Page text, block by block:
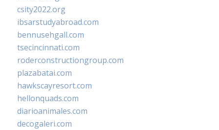
csity2022.org
ibsarstudyabroad.com
bennusehgall.com
tsecincinnati.com
roderconstructiongroup.com
plazabatai.com
hawkscayresort.com
hellonquads.com
diarioanimales.com
decogaleri.com